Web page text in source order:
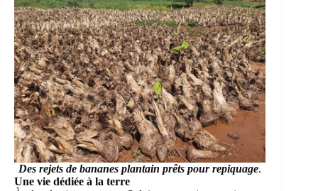
Des rejets de bananes plantain prêts pour repiquage.
Une vie dédiée à la terre